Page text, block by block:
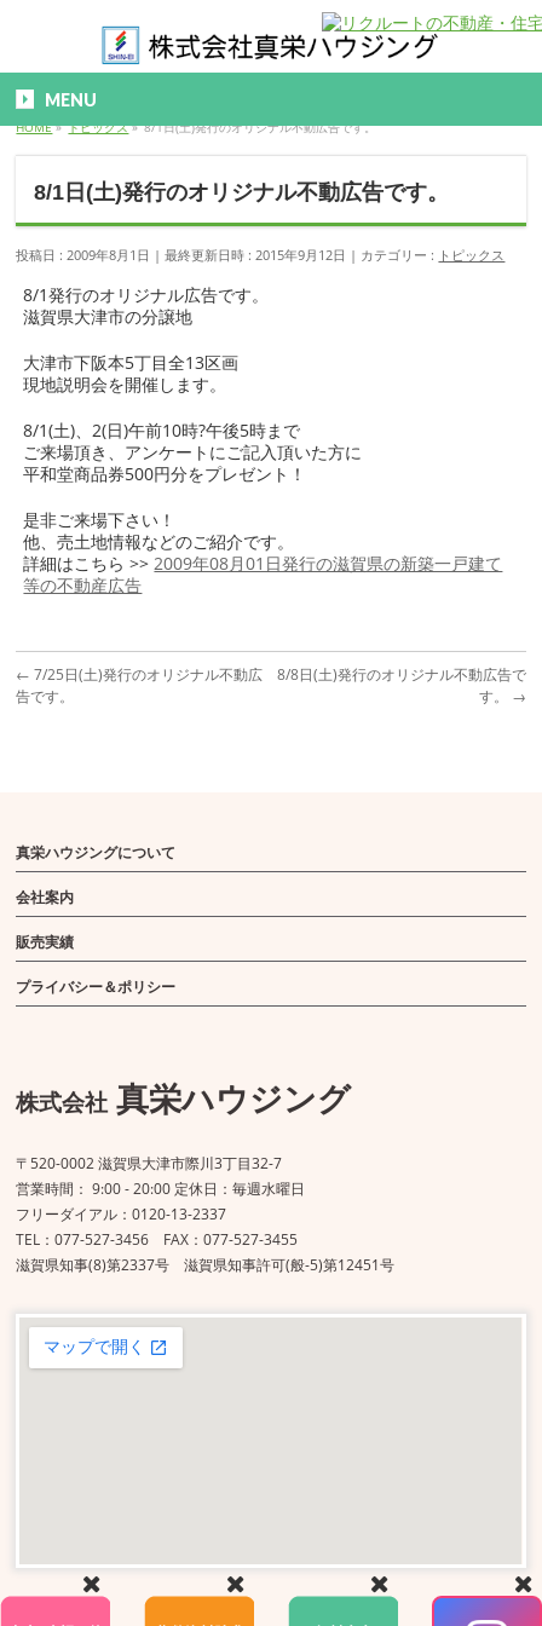
MENU
HOME» トピックス» 8/1日(土)発行のオリジナル不動広告です。
8/1日(土)発行のオリジナル不動広告です。
投稿日 : 2009年8月1日 最終更新日時 : 2015年9月12日 カテゴリー : トピックス
8/1発行のオリジナル広告です。
滋賀県大津市の分譲地
大津市下阪本5丁目全13区画
現地説明会を開催します。
8/1(土)、2(日)午前10時?午後5時まで
ご来場頂き、アンケートにご記入頂いた方に
平和堂商品券500円分をプレゼント！
是非ご来場下さい！
他、売土地情報などのご紹介です。
詳細はこちら >>2009年08月01日発行の滋賀県の新築一戸建て
等の不動産広告
← 7/25日(土)発行のオリジナル不動広
告です。
8/8日(土)発行のオリジナル不動広告で
す。 →
真栄ハウジングについて
会社案内
販売実績
プライバシー＆ポリシー
株式会社 真栄ハウジング
〒520-0002 滋賀県大津市際川3丁目32-7
営業時間： 9:00 - 20:00 定休日：毎週水曜日
フリーダイアル：0120-13-2337
TEL：077-527-3456 FAX：077-527-3455
滋賀県知事(8)第2337号 滋賀県知事許可(般-5)第12451号